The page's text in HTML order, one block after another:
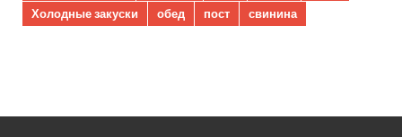
Холодные закуски
обед пост свинина